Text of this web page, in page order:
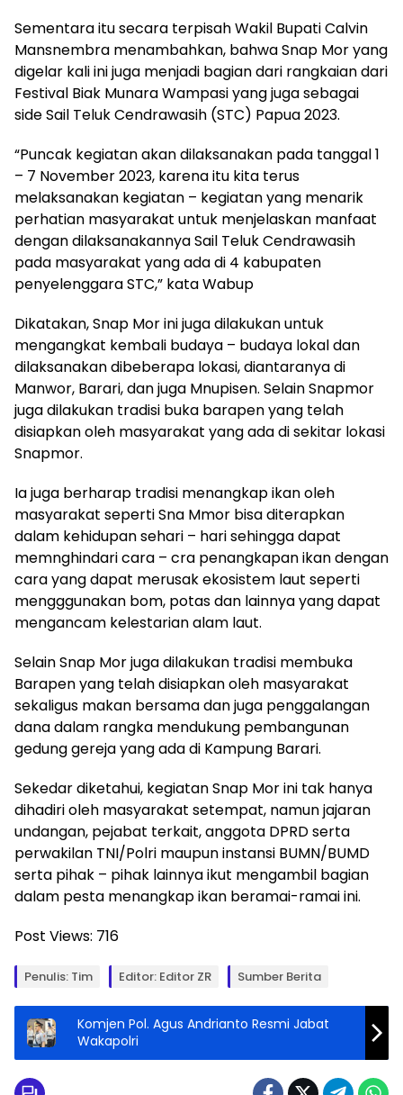
Sementara itu secara terpisah Wakil Bupati Calvin
Mansnembra menambahkan, bahwa Snap Mor yang
digelar kali ini juga menjadi bagian dari rangkaian dari
Festival Biak Munara Wampasi yang juga sebagai
side Sail Teluk Cendrawasih (STC) Papua 2023.
“Puncak kegiatan akan dilaksanakan pada tanggal 1
– 7 November 2023, karena itu kita terus
melaksanakan kegiatan – kegiatan yang menarik
perhatian masyarakat untuk menjelaskan manfaat
dengan dilaksanakannya Sail Teluk Cendrawasih
pada masyarakat yang ada di 4 kabupaten
penyelenggara STC,” kata Wabup
Dikatakan, Snap Mor ini juga dilakukan untuk
mengangkat kembali budaya – budaya lokal dan
dilaksanakan dibeberapa lokasi, diantaranya di
Manwor, Barari, dan juga Mnupisen. Selain Snapmor
juga dilakukan tradisi buka barapen yang telah
disiapkan oleh masyarakat yang ada di sekitar lokasi
Snapmor.
Ia juga berharap tradisi menangkap ikan oleh
masyarakat seperti Sna Mmor bisa diterapkan
dalam kehidupan sehari – hari sehingga dapat
memnghindari cara – cra penangkapan ikan dengan
cara yang dapat merusak ekosistem laut seperti
mengggunakan bom, potas dan lainnya yang dapat
mengancam kelestarian alam laut.
Selain Snap Mor juga dilakukan tradisi membuka
Barapen yang telah disiapkan oleh masyarakat
sekaligus makan bersama dan juga penggalangan
dana dalam rangka mendukung pembangunan
gedung gereja yang ada di Kampung Barari.
Sekedar diketahui, kegiatan Snap Mor ini tak hanya
dihadiri oleh masyarakat setempat, namun jajaran
undangan, pejabat terkait, anggota DPRD serta
perwakilan TNI/Polri maupun instansi BUMN/BUMD
serta pihak – pihak lainnya ikut mengambil bagian
dalam pesta menangkap ikan beramai-ramai ini.
Post Views: 716
Penulis: Tim Editor: Editor ZR Sumber Berita
Komjen Pol. Agus Andrianto Resmi Jabat
Wakapolri